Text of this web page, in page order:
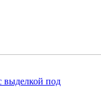
выделкой под